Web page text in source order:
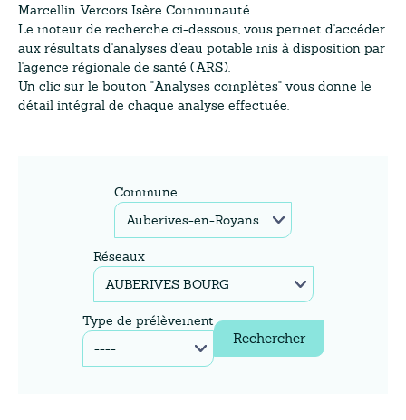
Marcellin Vercors Isère Communauté.
Le moteur de recherche ci-dessous, vous permet d'accéder
aux résultats d'analyses d'eau potable mis à disposition par
l'agence régionale de santé (ARS).
Un clic sur le bouton "Analyses complètes" vous donne le
détail intégral de chaque analyse effectuée.
Commune
Réseaux
Type de prélèvement
Rechercher